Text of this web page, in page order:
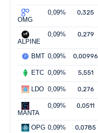
OMG
0,09% 0,325
ALPINE
0,09% 0,279
BMT 0,09% 0,00996
ETC 0,09% 5,551
LDO 0,09% 0,276
MANTA
0,09% 0,0511
OPG 0,09% 0,0785